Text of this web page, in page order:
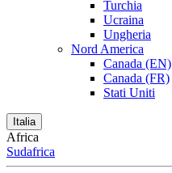
Turchia
Ucraina
Ungheria
Nord America
Canada (EN)
Canada (FR)
Stati Uniti
Italia
Africa
Sudafrica